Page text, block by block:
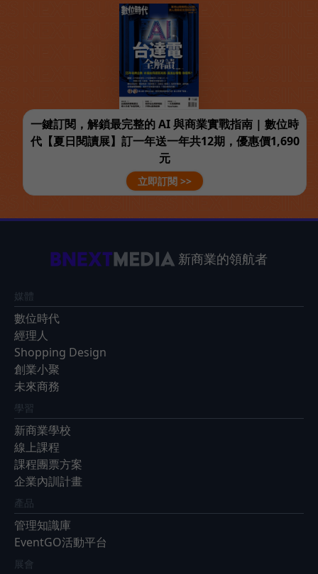
一鍵訂閱，解鎖最完整的 AI 與商業實戰指南 | 數位時
代【夏日閱讀展】訂一年送一年共12期，優惠價1,690
元
立即訂閱 >>
新商業的領航者
媒體
數位時代
經理人
Shopping Design
創業小聚
未來商務
學習
新商業學校
線上課程
課程團票方案
企業內訓計畫
產品
管理知識庫
EventGO活動平台
展會